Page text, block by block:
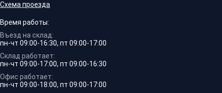
Схема проезда
Время работы:
Въезд на склад:
пн-чт 09:00-16:30, пт 09:00-17:00
Склад работает:
пн-чт 09:00-17:00, пт 09:00-16:30
Офис работает:
пн-чт 09:00-18:00, пт 09:00-17:00